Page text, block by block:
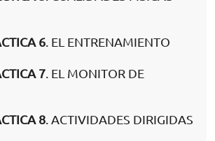
6. EL ENTRENAMIENTO
7. EL MONITOR DE
8. ACTIVIDADES DIRIGIDAS